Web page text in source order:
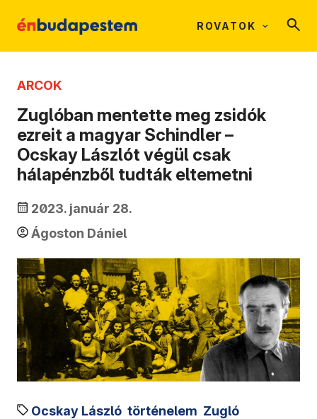
ROVATOK
ARCOK
Zuglóban mentette meg zsidók
ezreit a magyar Schindler –
Ocskay Lászlót végül csak
hálapénzből tudták eltemetni
2023. január 28.
Ágoston Dániel
Ocskay László történelem Zugló